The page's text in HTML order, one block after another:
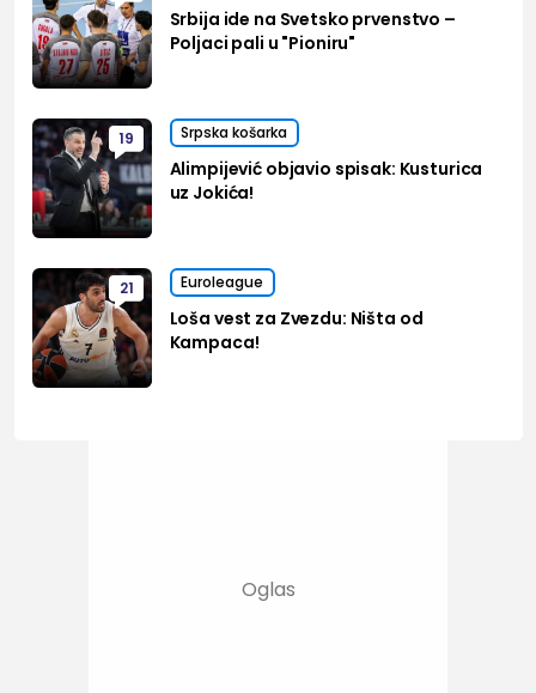
Srbija ide na Svetsko prvenstvo –
Poljaci pali u "Pioniru"
19 Srpska košarka
Alimpijević objavio spisak: Kusturica
uz Jokića!
21 Euroleague
Loša vest za Zvezdu: Ništa od
Kampaca!